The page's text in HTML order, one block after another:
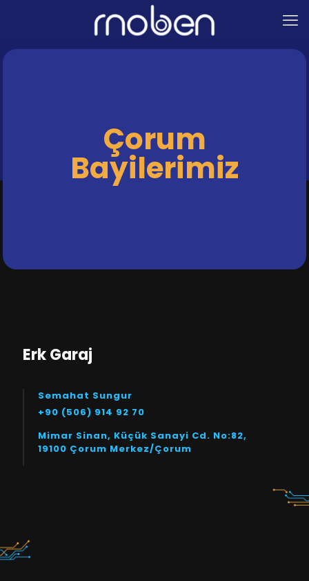
Çorum
Bayilerimiz
Erk Garaj
Semahat Sungur
+90 (506) 914 92 70
Mimar Sinan, Küçük Sanayi Cd. No:82,
19100 Çorum Merkez/Çorum